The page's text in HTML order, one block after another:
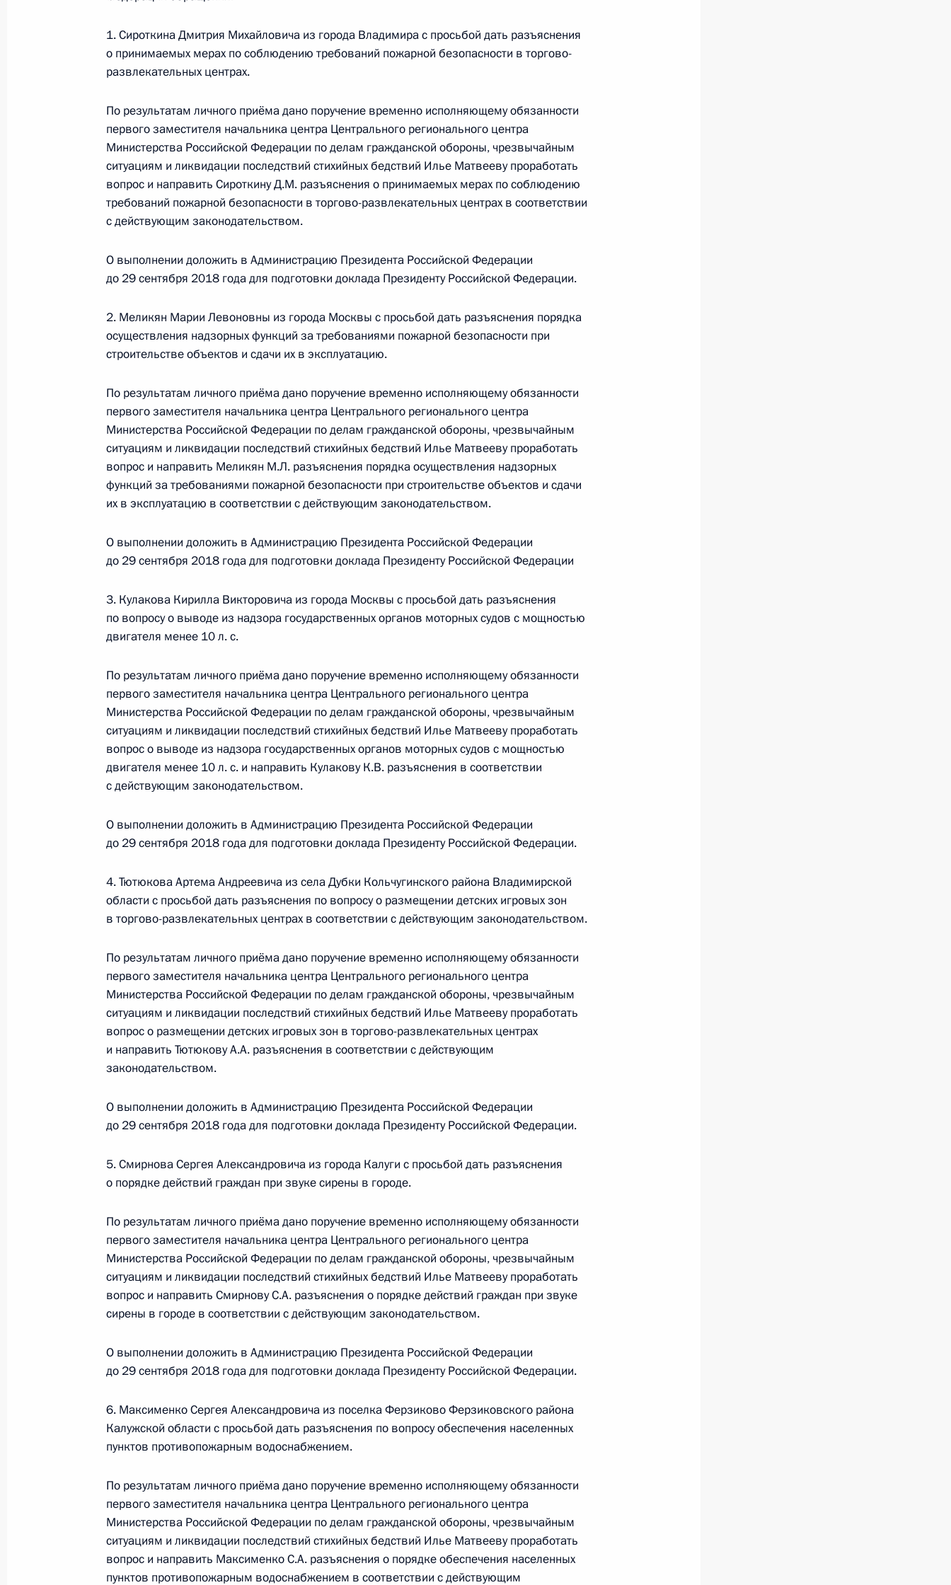
в Приёмной Президента Российской Федерации по приёму граждан в Москве
8 декабря 2016 года
29 августа 2018 года, 20:20
Исполнен пункт 6 перечня поручений, данных по итогам работы в городе
Екатеринбурге Свердловской области мобильной приёмной Президента
Российской Федерации
29 августа 2018 года, 20:20
Исполнен пункт 2 перечня поручений, данных по итогам работы в Липецкой
области мобильной приёмной Президента Российской Федерации
конференц-связи жительницы Новосибирской области, проведённого по поручению
Президента Российской Федерации начальником Управления пресс-службы
и информации Президента Российской Федерации Андреем Цыбулиным
в Приёмной Президента Российской Федерации по приёму граждан в Москве
11 апреля 2018 года
29 августа 2018 года, 20:20
Исполнено поручение, данное по итогам работы в Республике Татарстан
29 августа 2018 года, 20:20
конференц-связи жительницы Свердловской области, проведённого по поручению
Президента Российской Федерации помощником Президента Российской
Федерации Андреем Фурсенко в Приёмной Президента Российской Федерации
по приёму граждан в Москве 5 апреля 2018 года
29 августа 2018 года, 20:19
О ходе исполнения пункта 6 перечня поручений, данных по итогам работы в городе
Ярославле Ярославской области мобильной приёмной Президента Российской
29 августа 2018 года, 20:18
Продолжен контроль исполнения поручения, данного по итогам личного приёма
в режиме видео-конференц-связи жителя Красноярского края, проведённого
по поручению Президента Российской Федерации начальником Управления
Президента Российской Федерации по работе с обращениями граждан
и организаций Михаилом Михайловским в Приёмной Президента Российской
Федерации по приёму граждан в Москве 25 мая 2016 года
29 августа 2018 года, 20:18
Екатеринбурге Свердловской области мобильной приёмной Президента
Российской Федерации
О ходе исполнения пункта 2 перечня поручений, данных по итогам работы
в Липецкой области мобильной приёмной Президента Российской Федерации
29 августа 2018 года, 20:17
О ходе исполнения поручения, данного по итогам личного приёма в режиме видео-
Президента Российской Федерации начальником Управления Президента
Российской Федерации по вопросам противодействия коррупции Андреем
Чоботовым в Приёмной Президента Российской Федерации по приёму граждан
О ходе исполнения поручения, данного по итогам личного приёма в режиме видео-
конференц-связи жительницы Московской области, проведённого по поручению
1. Сироткина Дмитрия Михайловича из города Владимира с просьбой дать разъяснения
о принимаемых мерах по соблюдению требований пожарной безопасности в торгово-
развлекательных центрах.
По результатам личного приёма дано поручение временно исполняющему обязанности
первого заместителя начальника центра Центрального регионального центра
Министерства Российской Федерации по делам гражданской обороны, чрезвычайным
ситуациям и ликвидации последствий стихийных бедствий Илье Матвееву проработать
вопрос и направить Сироткину Д.М. разъяснения о принимаемых мерах по соблюдению
требований пожарной безопасности в торгово-развлекательных центрах в соответствии
с действующим законодательством.
О выполнении доложить в Администрацию Президента Российской Федерации
до 29 сентября 2018 года для подготовки доклада Президенту Российской Федерации.
2. Меликян Марии Левоновны из города Москвы с просьбой дать разъяснения порядка
осуществления надзорных функций за требованиями пожарной безопасности при
строительстве объектов и сдачи их в эксплуатацию.
По результатам личного приёма дано поручение временно исполняющему обязанности
первого заместителя начальника центра Центрального регионального центра
Министерства Российской Федерации по делам гражданской обороны, чрезвычайным
ситуациям и ликвидации последствий стихийных бедствий Илье Матвееву проработать
вопрос и направить Меликян М.Л. разъяснения порядка осуществления надзорных
функций за требованиями пожарной безопасности при строительстве объектов и сдачи
их в эксплуатацию в соответствии с действующим законодательством.
О выполнении доложить в Администрацию Президента Российской Федерации
до 29 сентября 2018 года для подготовки доклада Президенту Российской Федерации
3. Кулакова Кирилла Викторовича из города Москвы с просьбой дать разъяснения
по вопросу о выводе из надзора государственных органов моторных судов с мощностью
двигателя менее 10 л. с.
По результатам личного приёма дано поручение временно исполняющему обязанности
первого заместителя начальника центра Центрального регионального центра
Министерства Российской Федерации по делам гражданской обороны, чрезвычайным
ситуациям и ликвидации последствий стихийных бедствий Илье Матвееву проработать
вопрос о выводе из надзора государственных органов моторных судов с мощностью
двигателя менее 10 л. с. и направить Кулакову К.В. разъяснения в соответствии
с действующим законодательством.
О выполнении доложить в Администрацию Президента Российской Федерации
до 29 сентября 2018 года для подготовки доклада Президенту Российской Федерации.
4. Тютюкова Артема Андреевича из села Дубки Кольчугинского района Владимирской
области с просьбой дать разъяснения по вопросу о размещении детских игровых зон
в торгово-развлекательных центрах в соответствии с действующим законодательством.
По результатам личного приёма дано поручение временно исполняющему обязанности
первого заместителя начальника центра Центрального регионального центра
Министерства Российской Федерации по делам гражданской обороны, чрезвычайным
ситуациям и ликвидации последствий стихийных бедствий Илье Матвееву проработать
вопрос о размещении детских игровых зон в торгово-развлекательных центрах
и направить Тютюкову А.А. разъяснения в соответствии с действующим
законодательством.
О выполнении доложить в Администрацию Президента Российской Федерации
до 29 сентября 2018 года для подготовки доклада Президенту Российской Федерации.
5. Смирнова Сергея Александровича из города Калуги с просьбой дать разъяснения
о порядке действий граждан при звуке сирены в городе.
По результатам личного приёма дано поручение временно исполняющему обязанности
первого заместителя начальника центра Центрального регионального центра
Министерства Российской Федерации по делам гражданской обороны, чрезвычайным
ситуациям и ликвидации последствий стихийных бедствий Илье Матвееву проработать
вопрос и направить Смирнову С.А. разъяснения о порядке действий граждан при звуке
сирены в городе в соответствии с действующим законодательством.
О выполнении доложить в Администрацию Президента Российской Федерации
до 29 сентября 2018 года для подготовки доклада Президенту Российской Федерации.
6. Максименко Сергея Александровича из поселка Ферзиково Ферзиковского района
Калужской области с просьбой дать разъяснения по вопросу обеспечения населенных
пунктов противопожарным водоснабжением.
По результатам личного приёма дано поручение временно исполняющему обязанности
первого заместителя начальника центра Центрального регионального центра
Министерства Российской Федерации по делам гражданской обороны, чрезвычайным
ситуациям и ликвидации последствий стихийных бедствий Илье Матвееву проработать
вопрос и направить Максименко С.А. разъяснения о порядке обеспечения населенных
пунктов противопожарным водоснабжением в соответствии с действующим